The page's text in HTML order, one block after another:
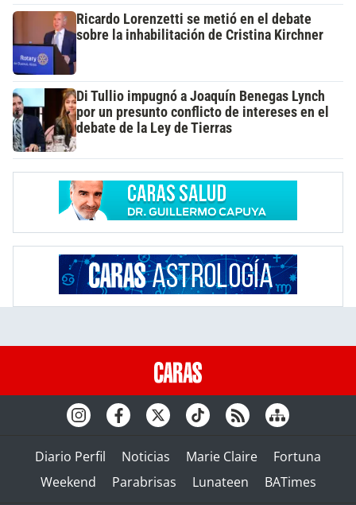
Ricardo Lorenzetti se metió en el debate
sobre la inhabilitación de Cristina Kirchner
Di Tullio impugnó a Joaquín Benegas Lynch
por un presunto conflicto de intereses en el
debate de la Ley de Tierras
Diario Perfil Noticias Marie Claire
Fortuna
Weekend
Parabrisas Lunateen BATimes